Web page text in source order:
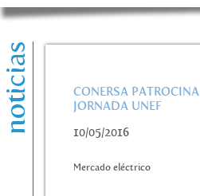
CONERSA PATROCINA
JORNADA UNEF
10/05/2016
Mercado eléctrico